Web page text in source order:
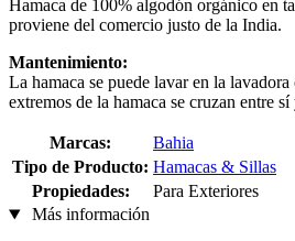
Hamaca de 100% algodón orgánico en
proviene del comercio justo de la India.
Mantenimiento:
La hamaca se puede lavar en la
extremos de la hamaca se cruzan entre
Marcas:
Bahia
Tipo de Producto: Hamacas & Sillas
Propiedades:
Para Exteriores
Más información